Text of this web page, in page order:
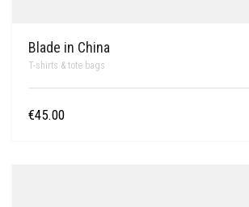
Blade in China
T-shirts & tote bags
€45.00